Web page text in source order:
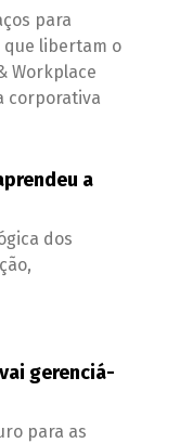
para
que libertam o
Workplace
corporativa
a
dos
gerenciá-
para as